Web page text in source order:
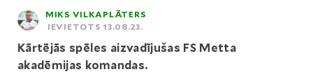
MIKS VILKAPLĀTERS
IEVIETOTS 13.08.23.
Kārtējās spēles aizvadījušas FS Metta
akadēmijas komandas.